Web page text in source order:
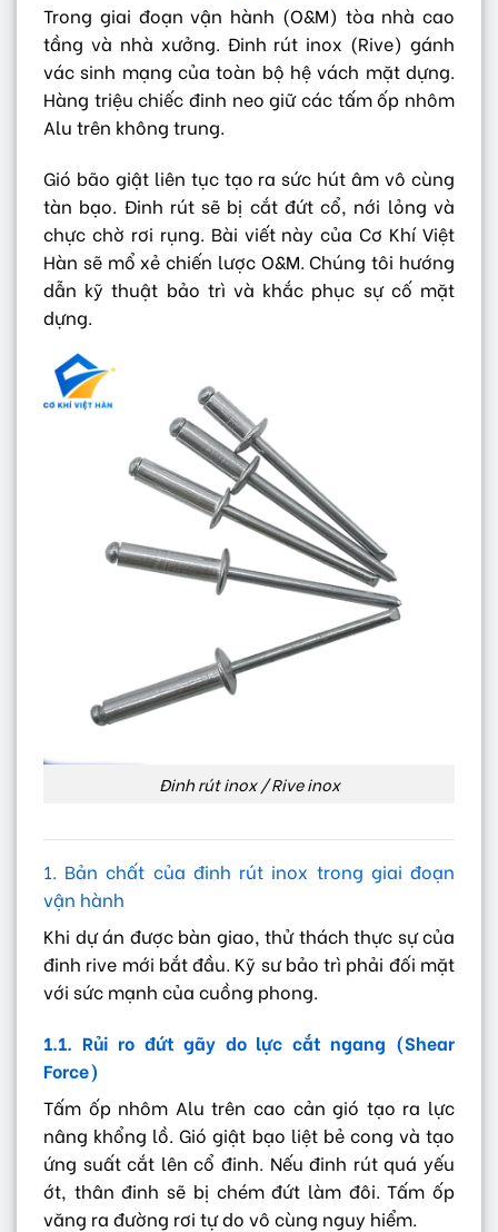
Trong giai đoạn vận hành (O&M) tòa nhà cao
tầng và nhà xưởng. Đinh rút inox (Rive) gánh
vác sinh mạng của toàn bộ hệ vách mặt dựng.
Hàng triệu chiếc đinh neo giữ các tấm ốp nhôm
Alu trên không trung.
Gió bão giật liên tục tạo ra sức hút âm vô cùng
tàn bạo. Đinh rút sẽ bị cắt đứt cổ, nới lỏng và
chực chờ rơi rụng. Bài viết này của Cơ Khí Việt
Hàn sẽ mổ xẻ chiến lược O&M. Chúng tôi hướng
dẫn kỹ thuật bảo trì và khắc phục sự cố mặt
dựng.
Đinh rút inox / Rive inox
1. Bản chất của đinh rút inox trong giai đoạn
vận hành
Khi dự án được bàn giao, thử thách thực sự của
đinh rive mới bắt đầu. Kỹ sư bảo trì phải đối mặt
với sức mạnh của cuồng phong.
1.1. Rủi ro đứt gãy do lực cắt ngang (Shear
Force)
Tấm ốp nhôm Alu trên cao cản gió tạo ra lực
nâng khổng lồ. Gió giật bạo liệt bẻ cong và tạo
ứng suất cắt lên cổ đinh. Nếu đinh rút quá yếu
ớt, thân đinh sẽ bị chém đứt làm đôi. Tấm ốp
văng ra đường rơi tự do vô cùng nguy hiểm.